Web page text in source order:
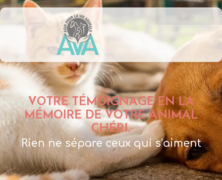
VOTRE TÉMOIGNAGE EN LA
MÉMOIRE DE VOTRE ANIMAL
CHÉRI.
Rien ne sépare ceux qui s’aiment